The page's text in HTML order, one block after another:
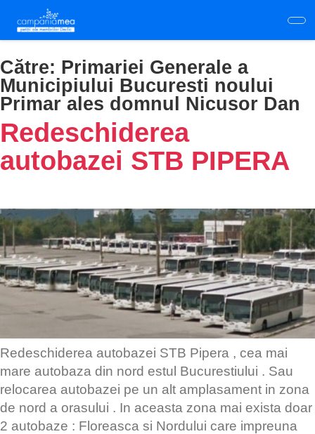
main
content
Către: Primariei Generale a
Municipiului Bucuresti noului
Primar ales domnul Nicusor Dan
Redeschiderea
autobazei STB PIPERA
Redeschiderea autobazei STB Pipera , cea mai
mare autobaza din nord estul Bucurestiului . Sau
relocarea autobazei pe un alt amplasament in zona
de nord a orasului . In aceasta zona mai exista doar
2 autobaze : Floreasca si Nordului care impreuna